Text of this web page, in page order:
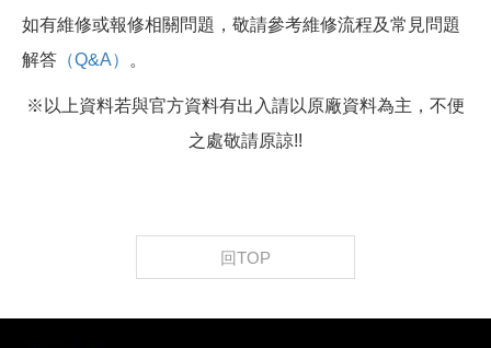
如有維修或報修相關問題，敬請參考維修流程及常見問題
解答 （Q&A） 。
※以上資料若與官方資料有出入請以原廠資料為主，不便
之處敬請原諒!!
回TOP